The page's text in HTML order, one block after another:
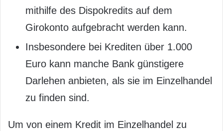
mithilfe des Dispokredits auf dem
Girokonto aufgebracht werden kann.
Insbesondere bei Krediten über 1.000
Euro kann manche Bank günstigere
Darlehen anbieten, als sie im Einzelhandel
zu finden sind.
Um von einem Kredit im Einzelhandel zu